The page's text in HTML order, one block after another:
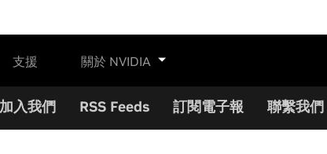
支援 關於 NVIDIA
加入我們 RSS Feeds 訂閱電子報 聯繫我們